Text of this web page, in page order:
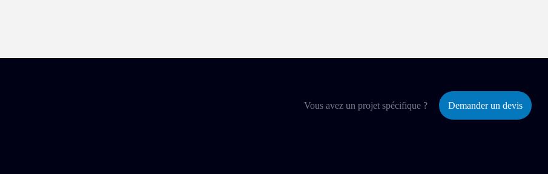
Vous avez un projet spécifique ? Demander un devis